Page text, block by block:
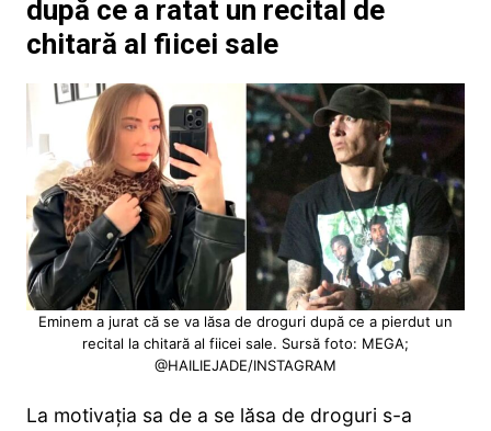
după ce a ratat un recital de
chitară al fiicei sale
Eminem a jurat că se va lăsa de droguri după ce a pierdut un
recital la chitară al fiicei sale. Sursă foto: MEGA;
@HAILIEJADE/INSTAGRAM
La motivația sa de a se lăsa de droguri s-a